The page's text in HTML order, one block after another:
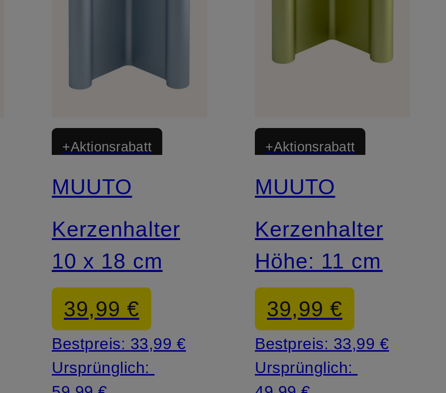
+Aktionsrabatt
MUUTO
Kerzenhalter
10 x 18 cm
39,99 €
Bestpreis: 33,99 €
Ursprünglich:
+Aktionsrabatt
MUUTO
Kerzenhalter
Höhe: 11 cm
39,99 €
Bestpreis: 33,99 €
Ursprünglich: